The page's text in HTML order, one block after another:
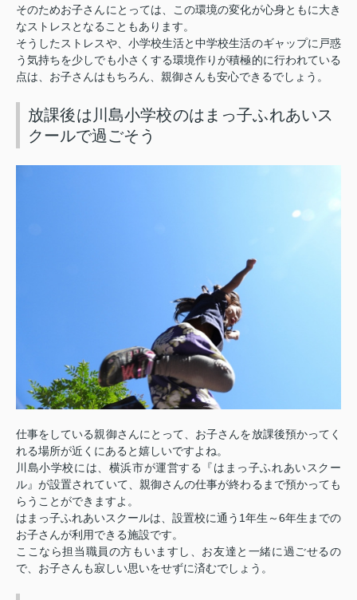
そのためお子さんにとっては、この環境の変化が心身ともに大き
なストレスとなることもあります。
そうしたストレスや、小学校生活と中学校生活のギャップに戸惑
う気持ちを少しでも小さくする環境作りが積極的に行われている
点は、お子さんはもちろん、親御さんも安心できるでしょう。
放課後は川島小学校のはまっ子ふれあいス
クールで過ごそう
仕事をしている親御さんにとって、お子さんを放課後預かってく
れる場所が近くにあると嬉しいですよね。
川島小学校には、横浜市が運営する『はまっ子ふれあいスクー
ル』が設置されていて、親御さんの仕事が終わるまで預かっても
らうことができますよ。
はまっ子ふれあいスクールは、設置校に通う 1 年生～ 6年生までの
お子さんが利用できる施設です。
ここなら担当職員の方もいますし、お友達と一緒に過ごせるの
で、お子さんも寂しい思いをせずに済むでしょう。